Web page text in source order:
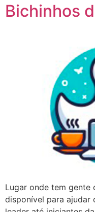
Bichinhos
Lugar onde tem gente
disponível para ajudar